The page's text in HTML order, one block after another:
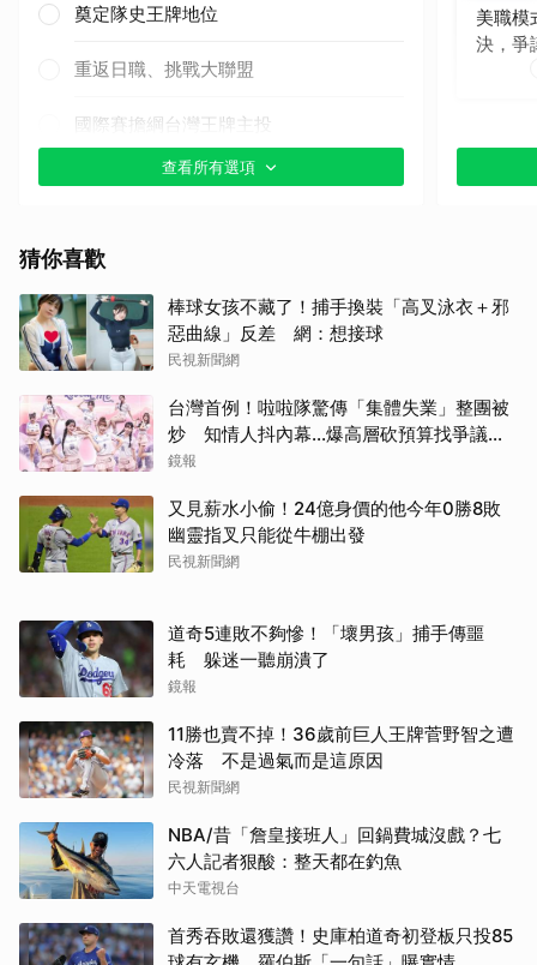
奠定隊史王牌地位
重返日職、挑戰大聯盟
國際賽擔綱台灣王牌主投
其他（歡迎貼文分享）
查看所有選項
美職模
決，爭
猜你喜歡
棒球女孩不藏了！捕手換裝「高叉泳衣＋邪
惡曲線」反差 網：想接球
民視新聞網
台灣首例！啦啦隊驚傳「集體失業」整團被
炒 知情人抖內幕...爆高層砍預算找爭議經
紀人接手
鏡報
又見薪水小偷！24億身價的他今年0勝8敗
幽靈指叉只能從牛棚出發
民視新聞網
道奇5連敗不夠慘！「壞男孩」捕手傳噩
耗 躲迷一聽崩潰了
鏡報
11勝也賣不掉！36歲前巨人王牌菅野智之遭
冷落 不是過氣而是這原因
民視新聞網
NBA/昔「詹皇接班人」回鍋費城沒戲？七
六人記者狠酸：整天都在釣魚
中天電視台
首秀吞敗還獲讚！史庫柏道奇初登板只投85